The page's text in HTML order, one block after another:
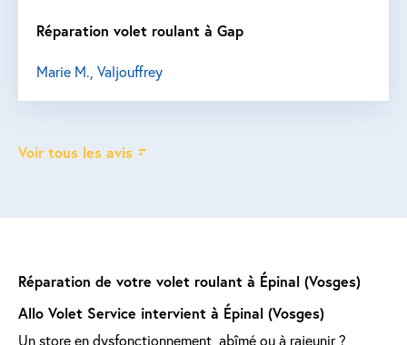
Réparation de votre volet roulant à Épinal (Vosges)
Allo Volet Service intervient à Épinal (Vosges)
Un store en dysfonctionnement, abîmé ou à rajeunir ?
Réparation volet roulant à Gap
Marie M., Valjouffrey
Voir tous les avis